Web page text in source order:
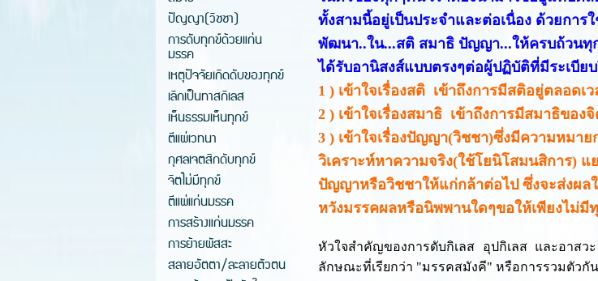
ปัญญา(วิชชา)
การดับทุกข์ด้วยแก่น
มรรค
เหตุปัจจัยเกิดดับของทุกข์
เลิกเป็นทาสกิเลส
เห็นธรรมเห็นทุกข์
ตีแผ่เวทนา
กุศลเจตสิกดับทุกข์
จิตไม่มีทุกข์
ตีแผ่แก่นมรรค
การสร้างแก่นมรรค
การย้ายผัสสะ
สลายอัตตา/ละลายตัวตน
ทั้งสามนี้อยู่เป็นประจำและต่อเนื่อง ด้วยการ
พัฒนา..ใน...สติ สมาธิ ปัญญา...ให้ครบถ้วนทุ
ได้รับอานิสงส์แบบตรงๆต่อผู้ปฏิบัติที่มีระเบีย
1 ) เข้าใจเรื่องสติ เข้าถึงการมีสติอยู่ตลอด
2 ) เข้าใจเรื่องสมาธิ เข้าถึงการมีสมาธิขอ
3 ) เข้าใจเรื่องปัญญา(วิชชา)ซึ่งมีความหมา
วิเคราะห์หาความจริง(ใช้โยนิโสมนสิการ)
ปัญญาหรือวิชชาให้แก่กล้าต่อไป ซึ่งจะส่งผล
หวังมรรคผลหรือนิพพานใดๆขอให้เพียงไม่มี
หัวใจสำคัญของการดับกิเลส อุปกิเลส และอาสว
ลักษณะที่เรียกว่า "มรรคสมังคี" หรือการรวมตัวกั